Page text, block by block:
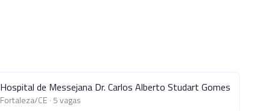
Hospital de Messejana Dr. Carlos Alberto Studart Gomes
Fortaleza/CE · 5 vagas